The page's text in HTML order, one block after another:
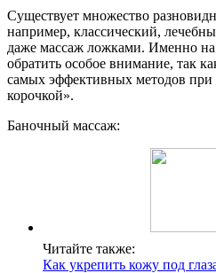
Существует множество
например, классический,
даже массаж ложками. Именно
обратить особое внимание, так
самых эффективных методов при
корочкой».
Баночный массаж:
Читайте также:
Как укрепить кожу под